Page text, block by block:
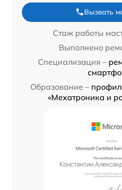
Вызвать
Стаж работы
Выполнено
Специализация –
Образование –
«Мехатроника и